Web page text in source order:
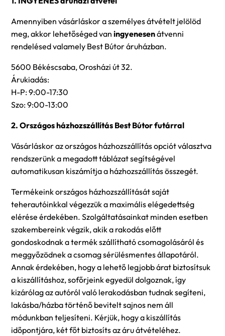
Amennyiben vásárláskor a személyes átvételt jelölöd
meg, akkor lehetőséged van ingyenesenátvenni
rendelésed valamely Best Bútor áruházban.
5600 Békéscsaba, Orosházi út 32.
Árukiadás:
H-P: 9:00-17:30
Szo: 9:00-13:00
2. Országos házhozszállítás Best Bútor futárral
Vásárláskor az országos házhozszállítás opciót választva
rendszerünk a megadott táblázat segítségével
automatikusan kiszámítja a házhozszállítás összegét.
Termékeink országos házhozszállítását saját
teherautóinkkal végezzük a maximális elégedettség
elérése érdekében. Szolgáltatásainkat minden esetben
szakembereink végzik, akik a rakodás előtt
gondoskodnak a termék szállítható csomagolásáról és
meggyőzödnek a csomag sérülésmentes állapotáról.
Annak érdekében, hogy a lehető legjobb árat biztosítsuk
a kiszállításhoz, sofőrjeink egyedül dolgoznak, így
kizárólag az autóról való lerakodásban tudnak segíteni,
lakásba/házba történő bevitelt sajnos nem áll
módunkban teljesíteni. Kérjük, hogy a kiszállítás
időpontjára, két főt biztosíts az áru átvételéhez.